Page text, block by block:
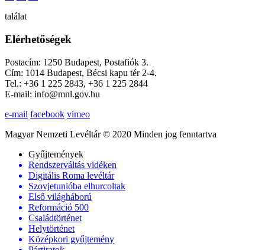
találat
Elérhetőségek
Postacím: 1250 Budapest, Postafiók 3.
Cím: 1014 Budapest, Bécsi kapu tér 2-4.
Tel.: +36 1 225 2843, +36 1 225 2844
E-mail: info@mnl.gov.hu
e-mail facebook vimeo
Magyar Nemzeti Levéltár © 2020 Minden jog fenntartva
Gyűjtemények
Rendszerváltás vidéken
Digitális Roma levéltár
Szovjetunióba elhurcoltak
Első világháború
Reformáció 500
Családtörténet
Helytörténet
Középkori gyűjtemény